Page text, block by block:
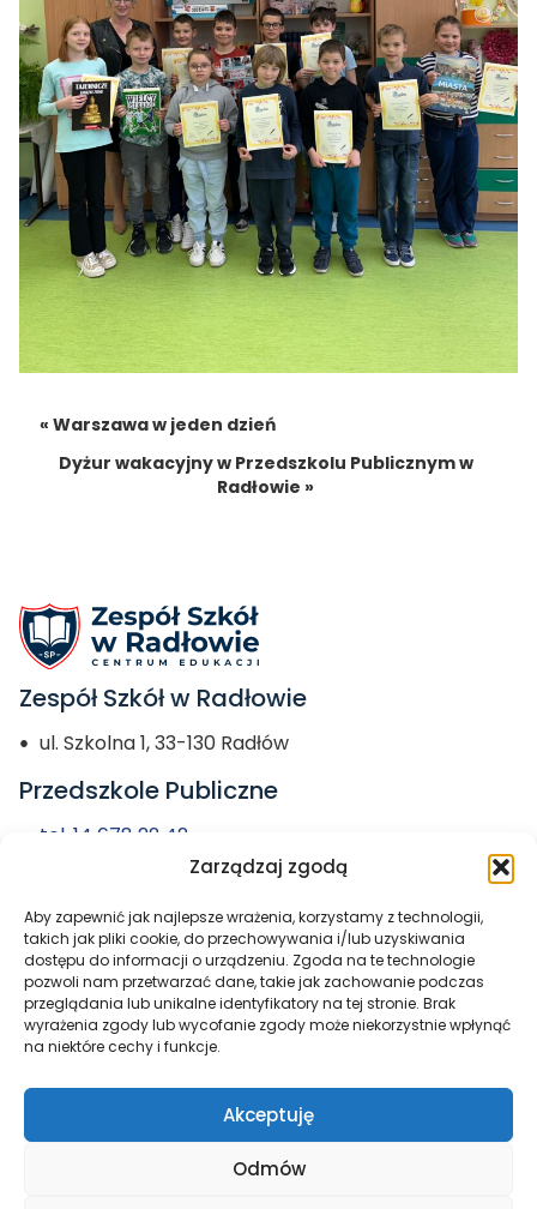
Zarządzaj zgodą
Aby zapewnić jak najlepsze wrażenia, korzystamy z technologii,
takich jak pliki cookie, do przechowywania i/lub uzyskiwania
dostępu do informacji o urządzeniu. Zgoda na te technologie
pozwoli nam przetwarzać dane, takie jak zachowanie podczas
przeglądania lub unikalne identyfikatory na tej stronie. Brak
wyrażenia zgody lub wycofanie zgody może niekorzystnie wpłynąć
na niektóre cechy i funkcje.
Akceptuję
Odmów
« Warszawa w jeden dzień
Dyżur wakacyjny w Przedszkolu Publicznym w
Radłowie »
Zespół Szkół w Radłowie
ul. Szkolna 1, 33-130 Radłów
Przedszkole Publiczne
tel. 14 678 22 42
przedszkole@zs-radlow.pl
Miasto i Gmina
Radłów